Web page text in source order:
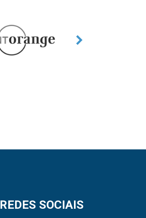
REDES SOCIAIS